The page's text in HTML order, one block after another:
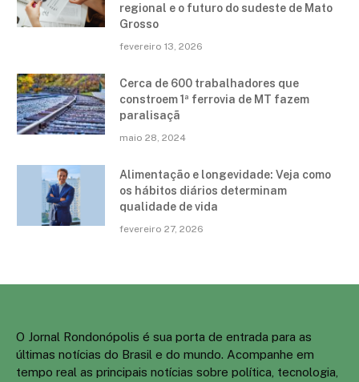
regional e o futuro do sudeste de Mato
Grosso
fevereiro 13, 2026
Cerca de 600 trabalhadores que
constroem 1ª ferrovia de MT fazem
paralisaçã
maio 28, 2024
Alimentação e longevidade: Veja como
os hábitos diários determinam
qualidade de vida
fevereiro 27, 2026
O Jornal Rondonópolis é sua porta de entrada para as
últimas notícias do Brasil e do mundo. Acompanhe em
tempo real as principais notícias sobre política, tecnologia,